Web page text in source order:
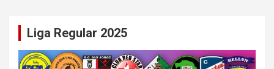
Liga Regular 2025